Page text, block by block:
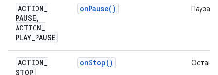
ACTION_
PAUSE,
ACTION_
PLAY_PAUSE
onPause( ) Пауза
ACTION_
STOP
onStop( )